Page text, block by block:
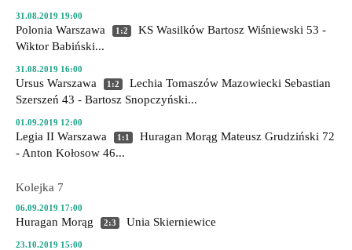
31.08.2019 19:00
Polonia Warszawa 1:2 KS Wasilków Bartosz Wiśniewski 53 -
Wiktor Babiński...
31.08.2019 16:00
Ursus Warszawa 1:2 Lechia Tomaszów Mazowiecki Sebastian
Szerszeń 43 - Bartosz Snopczyński...
01.09.2019 12:00
Legia II Warszawa 1:1 Huragan Morąg Mateusz Grudziński 72
- Anton Kołosow 46...
Kolejka 7
06.09.2019 17:00
Huragan Morąg 2:3 Unia Skierniewice
23.10.2019 15:00